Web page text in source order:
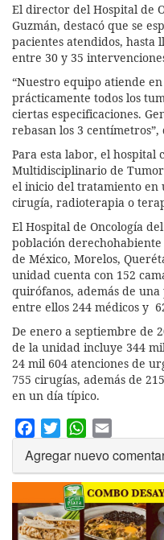
El director del Hospital de
Guzmán, destacó que se
pacientes atendidos,
entre 30 y 35
“Nuestro equipo atiende
prácticamente todos los
ciertas especificaciones.
rebasan los 3 centímetros”,
Para esta labor, el hospital
Multidisciplinario de
el inicio del tratamiento en
cirugía, radioterapia o
El Hospital de Oncología
población
de México, Morelos,
unidad cuenta con 152
quirófanos, además de
entre ellos 244 médicos y
De enero a septiembre de
de la unidad incluye 344
24 mil 604 atenciones de
755 cirugías, además de
en un día típico.
Facebook
TwitterWhatsApp
Agregar nuevo